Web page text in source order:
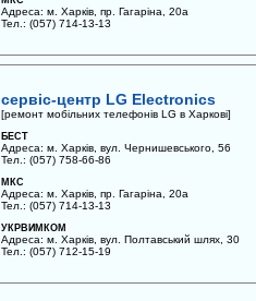
Адреса: м. Харків, пр. Гагаріна, 20а
Тел.: (057) 714-13-13
сервіс-центр LG Electronics
[ремонт мобільних телефонів LG в Харкові]
БЕСТ
Адреса: м. Харків, вул. Чернишевського, 56
Тел.: (057) 758-66-86
МКС
Адреса: м. Харків, пр. Гагаріна, 20а
Тел.: (057) 714-13-13
УКРВИМКОМ
Адреса: м. Харків, вул. Полтавський шлях, 30
Тел.: (057) 712-15-19